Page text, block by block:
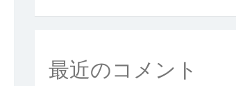
最近のコメント